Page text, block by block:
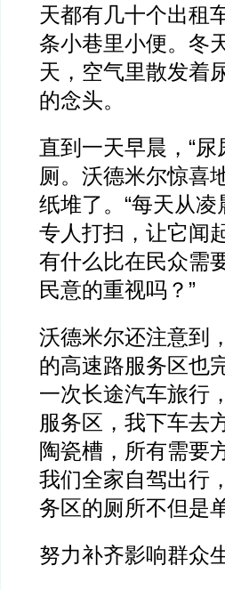
天都有几十个出租
条小巷里小便。冬
天，空气里散发着
的念头。
直到一天早晨，“
厕。沃德米尔惊喜
纸堆了。“每天从
专人打扫，让它闻
有什么比在民众需
民意的重视吗？”
沃德米尔还注意到
的高速路服务区也
一次长途汽车旅行
服务区，我下车去
陶瓷槽，所有需要
我们全家自驾出行
务区的厕所不但是
努力补齐影响群众